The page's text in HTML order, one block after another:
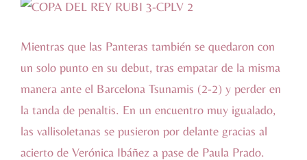
Mientras que las Panteras también se quedaron con
un solo punto en su debut, tras empatar de la misma
manera ante el Barcelona Tsunamis (2-2) y perder en
la tanda de penaltis. En un encuentro muy igualado,
las vallisoletanas se pusieron por delante gracias al
acierto de Verónica Ibáñez a pase de Paula Prado.